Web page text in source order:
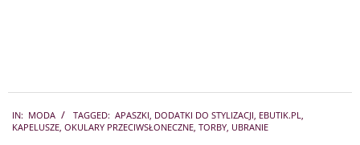
09-
IN: MODA TAGGED: APASZKI DODATKI DO STYLIZACJI EBUTIK.PL
KAPELUSZE OKULARY PRZECIWSŁONECZNE TORBY UBRANIE